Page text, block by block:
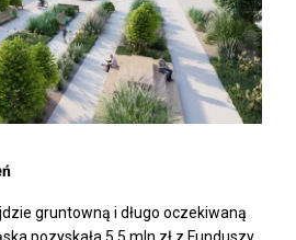
gruntowną i długo oczekiwaną